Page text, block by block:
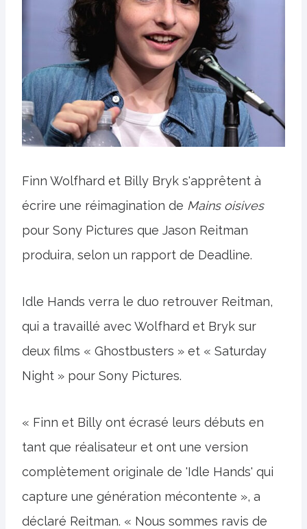
Finn Wolfhard et Billy Bryk s'apprêtent à
écrire une réimagination de Mains oisives
pour Sony Pictures que Jason Reitman
produira, selon un rapport de Deadline.
Idle Hands verra le duo retrouver Reitman,
qui a travaillé avec Wolfhard et Bryk sur
deux films « Ghostbusters » et « Saturday
Night » pour Sony Pictures.
« Finn et Billy ont écrasé leurs débuts en
tant que réalisateur et ont une version
complètement originale de 'Idle Hands' qui
capture une génération mécontente », a
déclaré Reitman. « Nous sommes ravis de